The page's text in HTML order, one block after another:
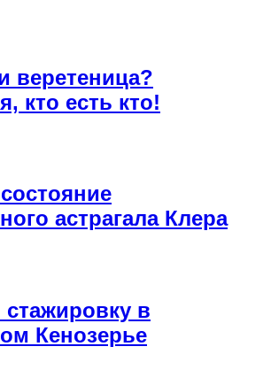
веретеница?
кто есть кто!
астрагала Клера
в
Кенозерье